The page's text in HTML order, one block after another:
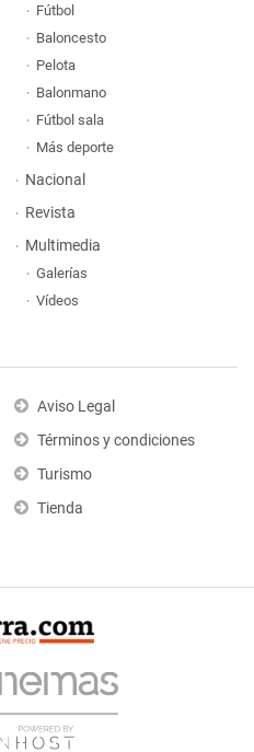
Fútbol
Baloncesto
Pelota
Balonmano
Fútbol sala
Más deporte
Nacional
Revista
Multimedia
Galerías
Vídeos
Aviso Legal
Términos y condiciones
Turismo
Tienda